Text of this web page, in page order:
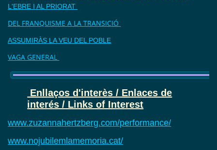
L'EBRE I AL PRIORAT
DEL FRANQUISME A LA TRANSICIÓ
ASSUMIRÀS LA VEU DEL POBLE
VAGA GENERAL
Enllaços d'interès / Enlaces de
interés / Links of Interest
www.zuzannahertzberg.com/performance/
www.nojubilemlamemoria.cat/